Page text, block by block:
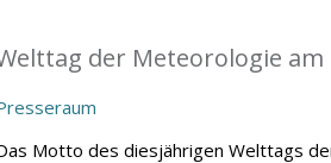
der Meteorologie am
Motto des diesjährigen Welttags